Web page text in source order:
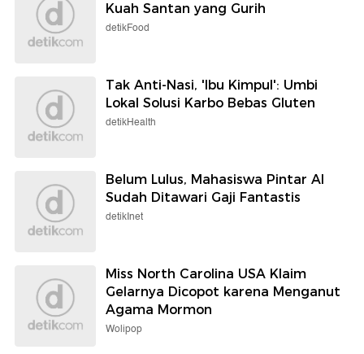
Kuah Santan yang Gurih
detikFood
Tak Anti-Nasi, 'Ibu Kimpul': Umbi
Lokal Solusi Karbo Bebas Gluten
detikHealth
Belum Lulus, Mahasiswa Pintar AI
Sudah Ditawari Gaji Fantastis
detikInet
Miss North Carolina USA Klaim
Gelarnya Dicopot karena Menganut
Agama Mormon
Wolipop